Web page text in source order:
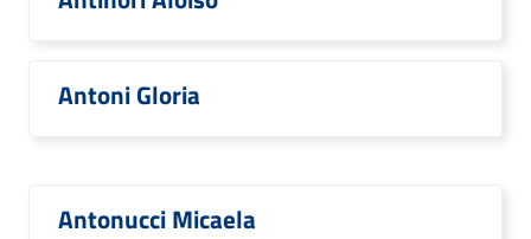
Antoni Gloria
Antonucci Micaela